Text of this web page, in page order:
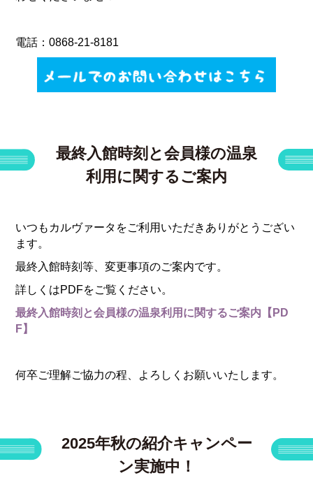
電話：0868-21-8181
最終入館時刻と会員様の温泉
利用に関するご案内
いつもカルヴァータをご利用いただきありがとうござい
ます。
最終入館時刻等、変更事項のご案内です。
詳しくはPDFをご覧ください。
最終入館時刻と会員様の温泉利用に関するご案内【PD
F】
何卒ご理解ご協力の程、よろしくお願いいたします。
2025年秋の紹介キャンペー
ン実施中！